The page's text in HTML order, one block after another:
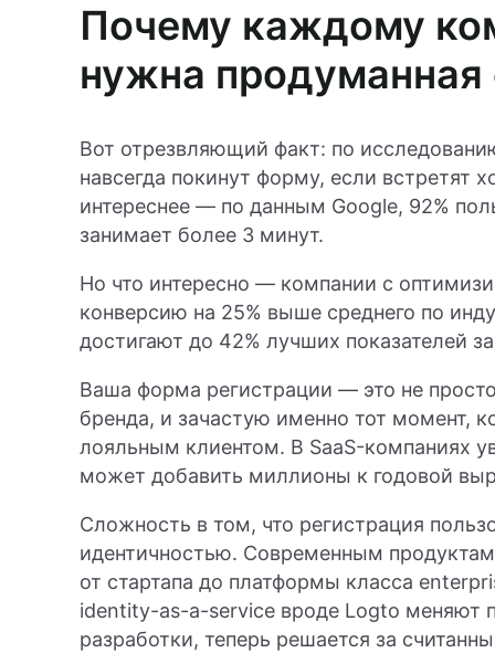
Почему каждому
нужна
Вот отрезвляющий факт: по
навсегда покинут форму, если встретят
интереснее — по данным Google, 92%
занимает более 3 минут.
Но что интересно — компании с
конверсию на 25% выше среднего по
достигают до 42% лучших показателей
Ваша форма регистрации — это не
бренда, и зачастую именно тот момент,
лояльным клиентом. В SaaS-компаниях
может добавить миллионы к годовой
Сложность в том, что регистрация
идентичностью. Современным
от стартапа до платформы класса
identity-as-a-service вроде Logto меняют
разработки, теперь решается за